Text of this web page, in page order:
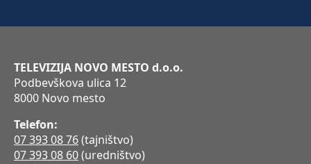
TELEVIZIJA NOVO MESTO d.o.o.
Podbevškova ulica 12
8000 Novo mesto
Telefon:
07 393 08 76(tajništvo)
07 393 08 60(uredništvo)